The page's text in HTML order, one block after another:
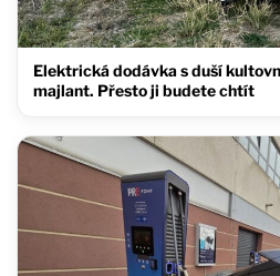
Elektrická dodávka s duší
majlant. Přesto ji budete chtít